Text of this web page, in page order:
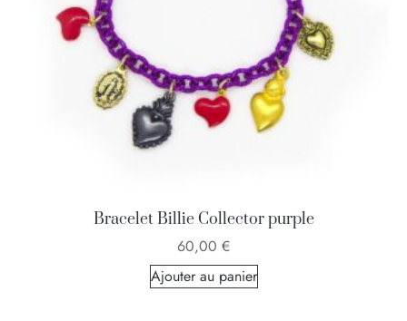
Bracelet Billie Collector purple
60,00 €
Ajouter au panier